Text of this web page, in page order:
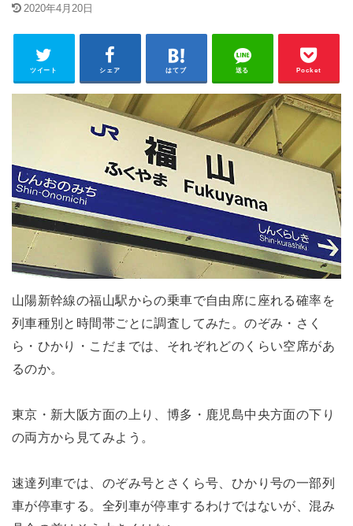
2020年4月20日
ツイート シェア はてブ 送る Pocket
山陽新幹線の福山駅からの乗車で自由席に座れる確率を
列車種別と時間帯ごとに調査してみた。のぞみ・さく
ら・ひかり・こだまでは、それぞれどのくらい空席があ
るのか。
東京・新大阪方面の上り、博多・鹿児島中央方面の下り
の両方から見てみよう。
速達列車では、のぞみ号とさくら号、ひかり号の一部列
車が停車する。全列車が停車するわけではないが、混み